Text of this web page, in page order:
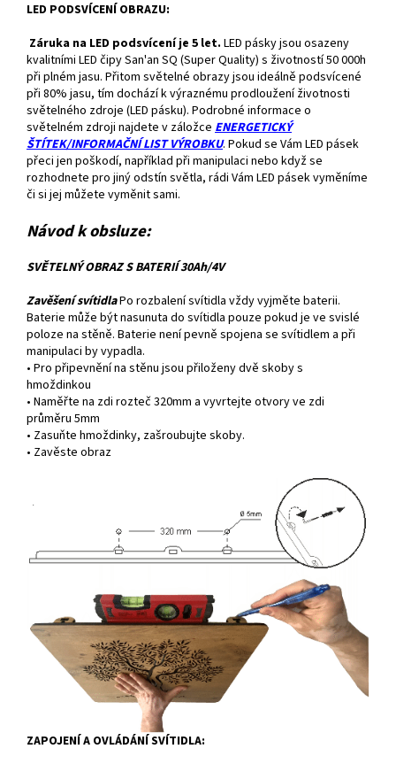
LED PODSVÍCENÍ OBRAZU:
Záruka na LED podsvícení je 5 let. LED pásky jsou osazeny
kvalitními LED čipy San'an SQ (Super Quality) s životností 50 000h
při plném jasu. Přitom světelné obrazy jsou ideálně podsvícené
při 80% jasu, tím dochází k výraznému prodloužení životnosti
světelného zdroje (LED pásku). Podrobné informace o
světelném zdroji najdete v záložce ENERGETICKÝ
ŠTÍTEK/INFORMAČNÍ LIST VÝROBKU. Pokud se Vám LED pásek
přeci jen poškodí, například při manipulaci nebo když se
rozhodnete pro jiný odstín světla, rádi Vám LED pásek vyměníme
či si jej můžete vyměnit sami.
Návod k obsluze:
SVĚTELNÝ OBRAZ S BATERIÍ 30Ah/4V
Zavěšení svítidlaPo rozbalení svítidla vždy vyjměte baterii.
Baterie může být nasunuta do svítidla pouze pokud je ve svislé
poloze na stěně. Baterie není pevně spojena se svítidlem a při
manipulaci by vypadla.
• Pro připevnění na stěnu jsou přiloženy dvě skoby s
hmoždinkou
• Naměřte na zdi rozteč 320mm a vyvrtejte otvory ve zdi
průměru 5mm
• Zasuňte hmoždinky, zašroubujte skoby.
• Zavěste obraz
ZAPOJENÍ A OVLÁDÁNÍ SVÍTIDLA: